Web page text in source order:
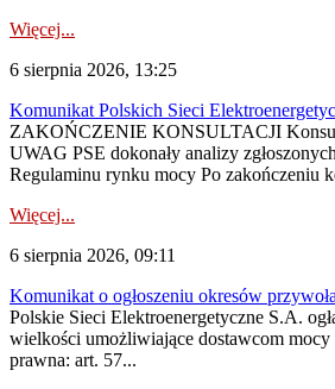
Więcej...
6 sierpnia 2026, 13:25
Komunikat Polskich Sieci
ZAKOŃCZENIE KONSULTACJI
UWAG PSE dokonały analizy
Regulaminu rynku mocy Po zakończeniu
Więcej...
6 sierpnia 2026, 09:11
Komunikat o ogłoszeniu okresów
Polskie Sieci Elektroenergetyczne S.A.
wielkości umożliwiające dostawcom
prawna: art. 57...